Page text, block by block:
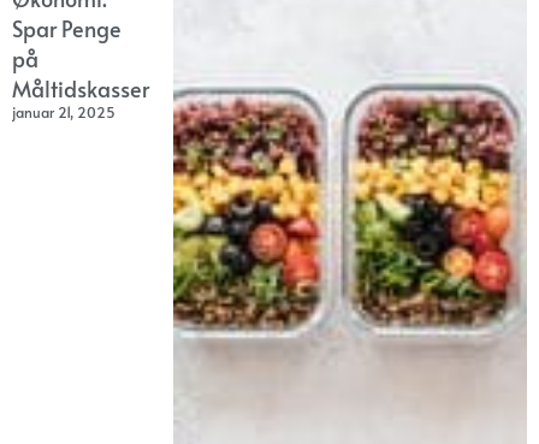
Spar Penge
på
Måltidskasser
januar 21, 2025